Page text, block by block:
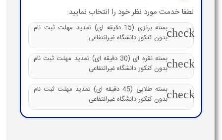
لطفا خدمت مورد نظر خود را انتخاب نمایید:
check
بسته برنزی (15 دقیقه ای) تمدید مهلت ثبت نام
بدون کنکور دانشگاه غیرانتفاعی
check
بسته نقره ای (30 دقیقه ای) تمدید مهلت ثبت نام
بدون کنکور دانشگاه غیرانتفاعی
check
بسته طلایی (45 دقیقه ای) تمدید مهلت ثبت نام
بدون کنکور دانشگاه غیرانتفاعی